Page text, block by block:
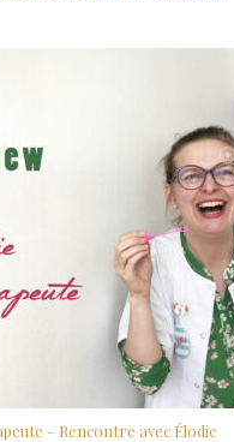
– Rencontre avec Élodie